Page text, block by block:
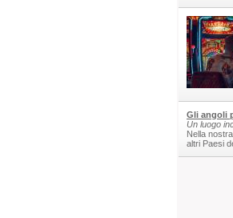
Gli angoli
Un luogo
Nella
altri Paesi